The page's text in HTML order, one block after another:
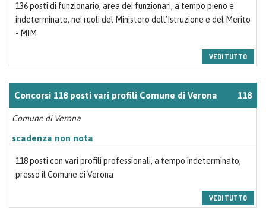
136 posti di funzionario, area dei funzionari, a tempo pieno e
indeterminato, nei ruoli del Ministero dell’Istruzione e del Merito
- MIM
VEDI TUTTO
Concorsi 118 posti vari profili Comune di Verona 118
Comune di Verona
scadenza non nota
118 posti con vari profili professionali, a tempo indeterminato,
presso il Comune di Verona
VEDI TUTTO